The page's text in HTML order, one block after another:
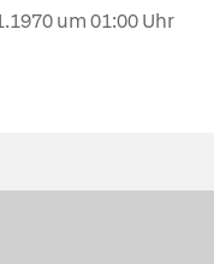
um 01:00 Uhr